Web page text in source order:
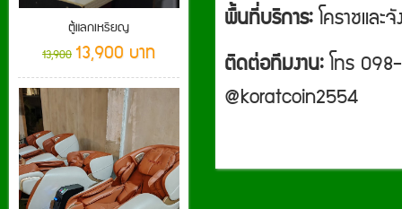
ตู้แลกเหรียญ
13,900 13,900 บาท
พื้นที่บริการ:โคราชและ
ติดต่อทีมงาน:โทร
@koratcoin2554